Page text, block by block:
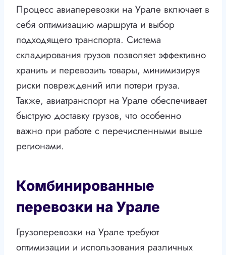
Процесс авиаперевозки на Урале включает в
себя оптимизацию маршрута и выбор
подходящего транспорта. Система
складирования грузов позволяет эффективно
хранить и перевозить товары, минимизируя
риски повреждений или потери груза.
Также, авиатранспорт на Урале обеспечивает
быструю доставку грузов, что особенно
важно при работе с перечисленными выше
регионами.
Комбинированные
перевозки на Урале
Грузоперевозки на Урале требуют
оптимизации и использования различных